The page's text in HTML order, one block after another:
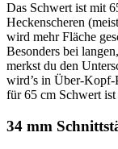
Das Schwert ist mit
Heckenscheren
wird mehr Fläche
Besonders bei
merkst du den
wird’s in Über-Kopf-
für 65 cm Schwert
34 mm